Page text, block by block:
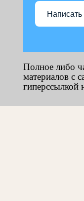
Написать
Полное либо
материалов с
гиперссылкой